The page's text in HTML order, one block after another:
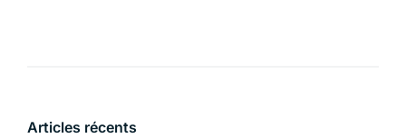
Articles récents